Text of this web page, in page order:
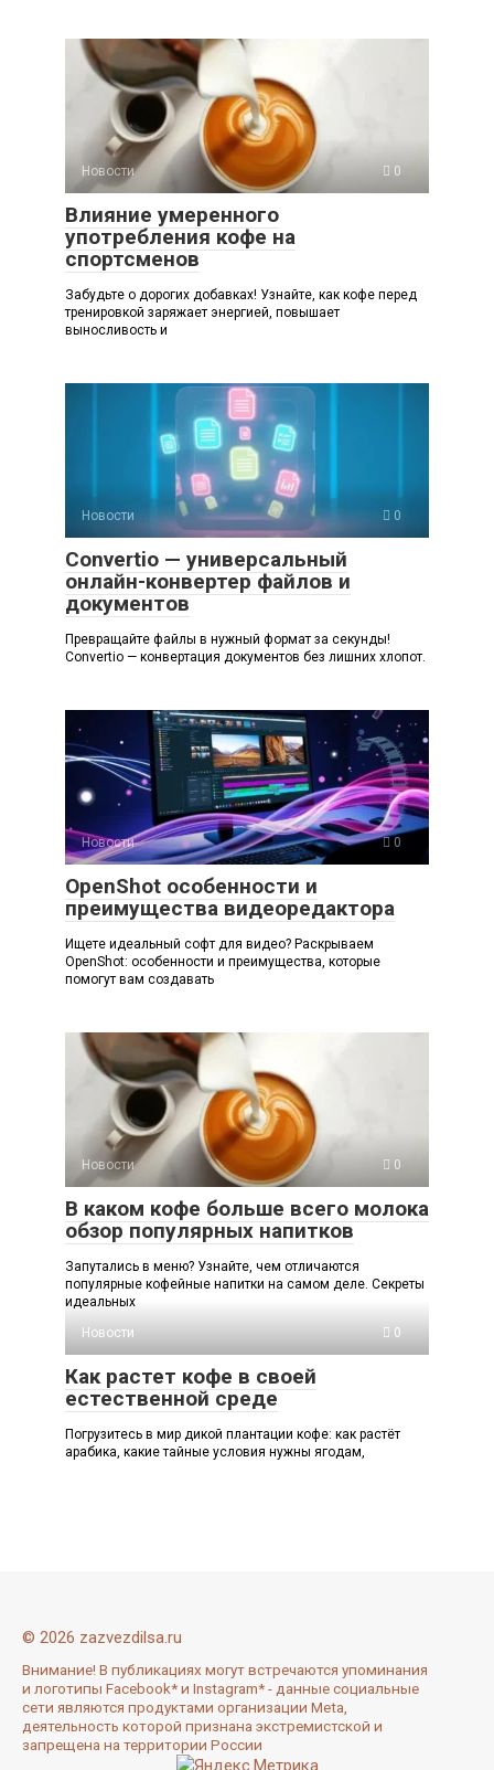
Новости 0
Влияние умеренного
употребления кофе на
спортсменов
Забудьте о дорогих добавках! Узнайте, как кофе перед
тренировкой заряжает энергией, повышает
выносливость и
Новости 0
Convertio — универсальный
онлайн-конвертер файлов и
документов
Превращайте файлы в нужный формат за секунды!
Convertio — конвертация документов без лишних хлопот.
Новости 0
OpenShot особенности и
преимущества видеоредактора
Ищете идеальный софт для видео? Раскрываем
OpenShot: особенности и преимущества, которые
помогут вам создавать
Новости 0
В каком кофе больше всего молока
обзор популярных напитков
Запутались в меню? Узнайте, чем отличаются
популярные кофейные напитки на самом деле. Секреты
идеальных
Новости
0
Как растет кофе в своей
естественной среде
Погрузитесь в мир дикой плантации кофе: как растёт
арабика, какие тайные условия нужны ягодам,
© 2026 zazvezdilsa.ru
Внимание! В публикациях могут встречаются упоминания
и логотипы Facebook* и Instagram* - данные социальные
сети являются продуктами организации Meta,
деятельность которой признана экстремистской и
запрещена на территории России